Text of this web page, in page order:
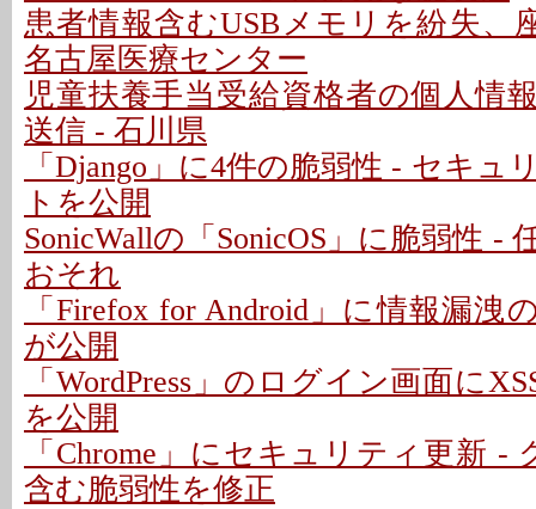
患者情報含むUSBメモリを紛失、
名古屋医療センター
児童扶養手当受給資格者の個人情
送信 - 石川県
「Django」に4件の脆弱性 - セキュ
トを公開
SonicWallの「SonicOS」に脆弱性 -
おそれ
「Firefox for Android」に情報漏洩
が公開
「WordPress」のログイン画面に
を公開
「Chrome」にセキュリティ更新 -
含む脆弱性を修正